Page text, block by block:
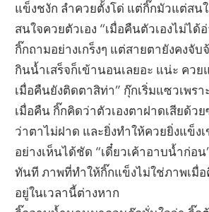
แข็งชงัก ลำควยตั้งโด่ แต่กิ๊กมัวแต่สน
สนใจควยตัวเอง “เมื่อคืนตัวเองไม่ได้
กิ๊กถามอย่างเกร็งๆ แต่สายตายังคงจับ
กินน้ำเสร็จก็เข้านอนเลยอะ แน่ะ ควย
เมื่อคืนยังติดตาสิท่า” กุ๊กเริ่มแซวเพรา
เมื่อคืน กิ๊กคิดว่าตัวเองตาฝาดเสียด้ว
ว่าตาไม่ฝาด และยิ่งทำให้ควยยิ่งแข็ง
อย่างเห็นได้ชัด “เดี๋ยวเค้าอาบน้ำก่อ
ทันที ภาพที่ทำให้กิ๊กแข็งไม่ใช่ภาพเมื่
อยู่ในเวลานี้ต่างหาก